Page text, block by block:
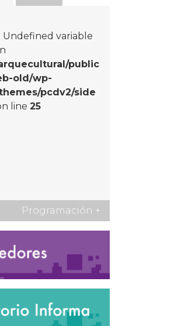
: Undefined variable
public
old/wp-
pcdv2/side
line25
Programación +